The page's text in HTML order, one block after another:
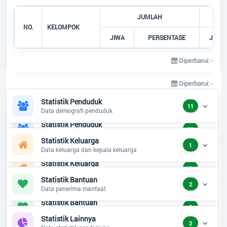
Statistik Penduduk 11
Statistik Keluarga 1
Statistik Bantuan 2
NO. KELOMPOK
JUMLAH
JIWA PERSENTASE JIWA
Data belum
Diperbarui: -
Statistik Penduduk
Data demografi penduduk
11
Statistik Keluarga
Data keluarga dan kepala keluarga
1
Statistik Bantuan
Data penerima manfaat
2
Statistik Lainnya 2
NO. KELOMPOK
JUMLAH
JIWA PERSENTASE JIWA
Diperbarui: -